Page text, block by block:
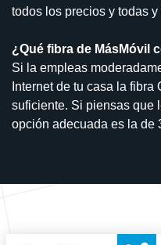
todos los precios y todas
¿Qué fibra de MásMóvil
Si la empleas
Internet de tu casa la
suficiente. Si piensas que
opción adecuada es la de